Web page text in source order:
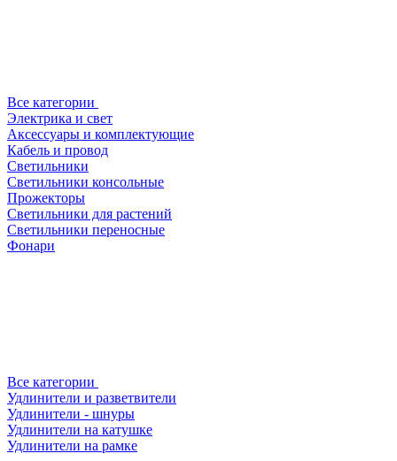
Все категории
Электрика и свет
Аксессуары и комплектующие
Кабель и провод
Светильники
Светильники консольные
Прожекторы
Светильники для растений
Светильники переносные
Фонари
Все категории
Удлинители и разветвители
Удлинители - шнуры
Удлинители на катушке
Удлинители на рамке